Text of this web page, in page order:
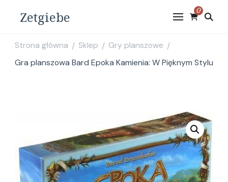
Zetgiebe 0
Strona główna / Sklep / Gry planszowe /
Gra planszowa Bard Epoka Kamienia: W Pięknym Stylu